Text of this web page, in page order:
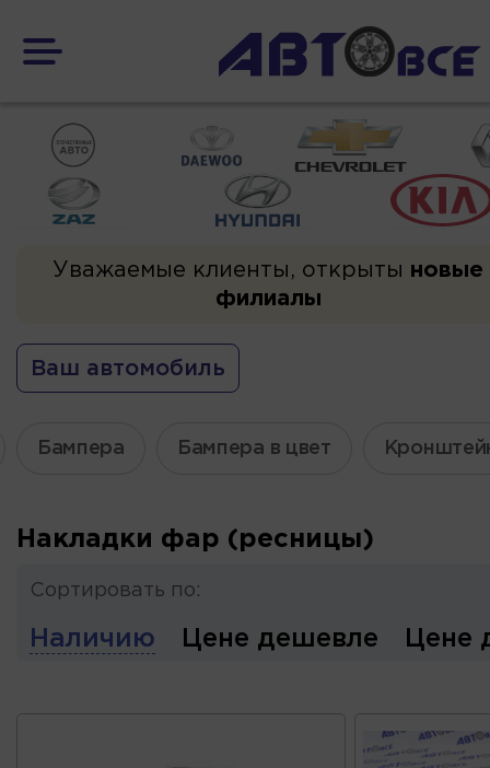
Уважаемые клиенты, открыты новые
филиалы
Ваш автомобиль
Бампера Бампера в цвет
Накладки фар (ресницы)
Сортировать по:
Наличию Цене дешевле Цене